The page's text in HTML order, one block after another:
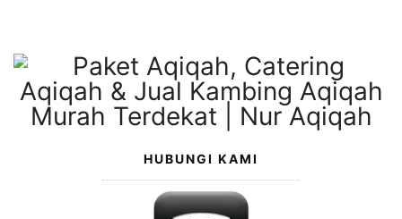
konten
HUBUNGI KAMI